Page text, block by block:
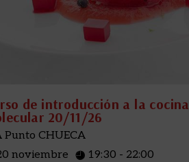
de introducción a la cocina
20/11/26
Punto CHUECA
noviembre
19:30 - 22:00